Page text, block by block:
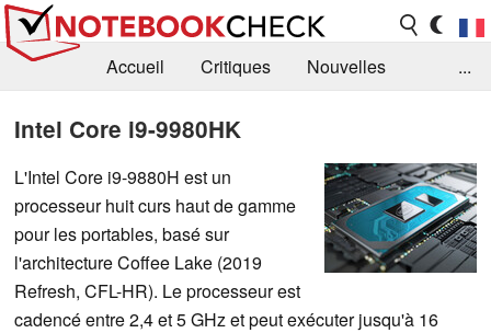
Accueil Critiques
Nouvelles
...
Intel Core i9-9980HK
L'Intel Core i9-9880H est un
processeur huit curs haut de gamme
pour les portables, basé sur
l'architecture Coffee Lake (2019
Refresh, CFL-HR). Le processeur est
cadencé entre 2,4 et 5 GHz et peut exécuter jusqu'à 16